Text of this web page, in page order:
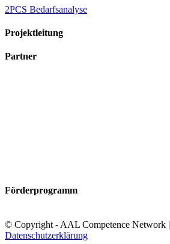
2PCS Bedarfsanalyse
Projektleitung
Partner
Förderprogramm
© Copyright - AAL Competence Network |
Datenschutzerklärung